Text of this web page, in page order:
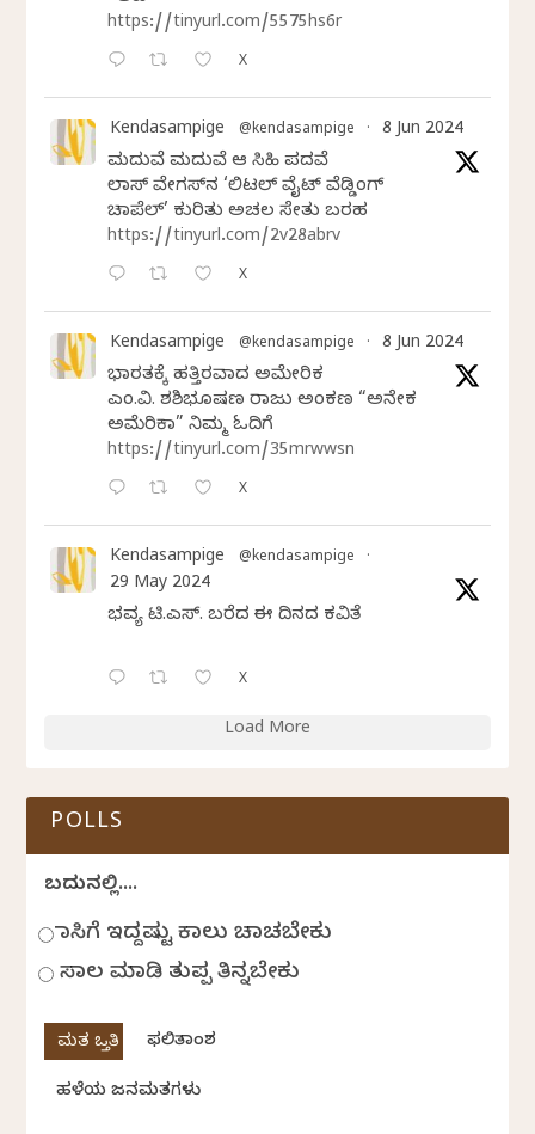
https://tinyurl.com/5575hs6r
X
Kendasampige @kendasampige · 8 Jun 2024
ಮದುವೆ ಮದುವೆ ಆ ಸಿಹಿ ಪದವೆ
ಲಾಸ್‌ ವೇಗಸ್‌ನ ‘ಲಿಟಲ್ ವೈಟ್ ವೆಡ್ಡಿಂಗ್
ಚಾಪೆಲ್’ ಕುರಿತು ಅಚಲ ಸೇತು ಬರಹ
https://tinyurl.com/2v28abrv
X
Kendasampige @kendasampige · 8 Jun 2024
ಭಾರತಕ್ಕೆ ಹತ್ತಿರವಾದ ಅಮೇರಿಕ
ಎಂ.ವಿ. ಶಶಿಭೂಷಣ ರಾಜು ಅಂಕಣ “ಅನೇಕ
ಅಮೆರಿಕಾ” ನಿಮ್ಮ ಓದಿಗೆ
https://tinyurl.com/35mrwwsn
X
Kendasampige @kendasampige ·
29 May 2024
ಭವ್ಯ ಟಿ.ಎಸ್. ಬರೆದ ಈ ದಿನದ ಕವಿತೆ
X
Load More
POLLS
ಬದುಕಿನಲ್ಲಿ....
ಹಾಸಿಗೆ ಇದ್ದಷ್ಟು ಕಾಲು ಚಾಚಬೇಕು
ಸಾಲ ಮಾಡಿ ತುಪ್ಪ ತಿನ್ನಬೇಕು
ಫಲಿತಾಂಶ
ಹಳೆಯ ಜನಮತಗಳು